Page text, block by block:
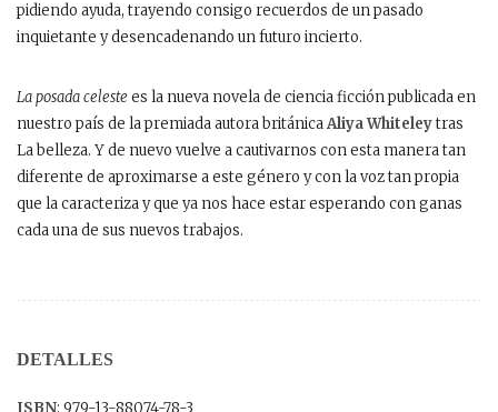
pidiendo ayuda, trayendo consigo recuerdos de un pasado
inquietante y desencadenando un futuro incierto.
La posada celeste es la nueva novela de ciencia ficción publicada en
nuestro país de la premiada autora británicaAliya Whiteleytras
La belleza. Y de nuevo vuelve a cautivarnos con esta manera tan
diferente de aproximarse a este género y con la voz tan propia
que la caracteriza y que ya nos hace estar esperando con ganas
cada una de sus nuevos trabajos.
DETALLES
ISBN: 979-13-88074-78-3